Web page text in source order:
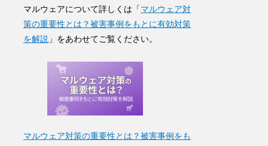
マルウェアについて詳しくは「 マルウェア対
策の重要性とは？被害事例をもとに有効対策
を解説 」をあわせてご覧ください。
マルウェア対策の重要性とは？被害事例をも